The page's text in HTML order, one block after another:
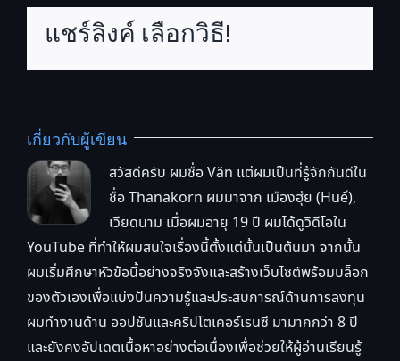
แชร์ลิงค์ เลือกวิธี!
เกี่ยวกับผู้เขียน
สวัสดีครับ ผมชื่อ Văn แต่ผมเป็นที่รู้จักกันดีใน
ชื่อ Thanakorn ผมมาจาก เมืองฮุ่ย (Huế),
เวียดนาม เมื่อผมอายุ 19 ปี ผมได้ดูวิดีโอใน
YouTube ที่ทำให้ผมสนใจเรื่องนี้ตั้งแต่นั้นเป็นต้นมา จากนั้น
ผมเริ่มศึกษาหัวข้อนี้อย่างจริงจังและสร้างเว็บไซต์พร้อมบล็อก
ของตัวเองเพื่อแบ่งปันความรู้และประสบการณ์ด้านการลงทุน
ผมทำงานด้าน ออปชันและคริปโตเคอร์เรนซี มามากกว่า 8 ปี
และยังคงอัปเดตเนื้อหาอย่างต่อเนื่องเพื่อช่วยให้ผู้อ่านเรียนรู้